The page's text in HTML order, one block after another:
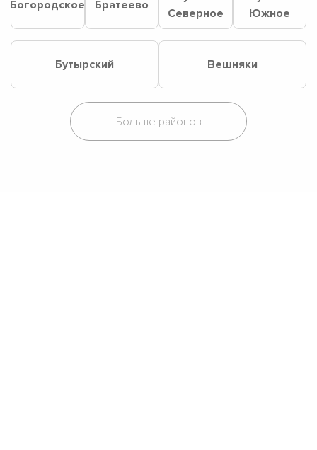
Богородское Братеево
Северное
Южное
Бутырский Вешняки